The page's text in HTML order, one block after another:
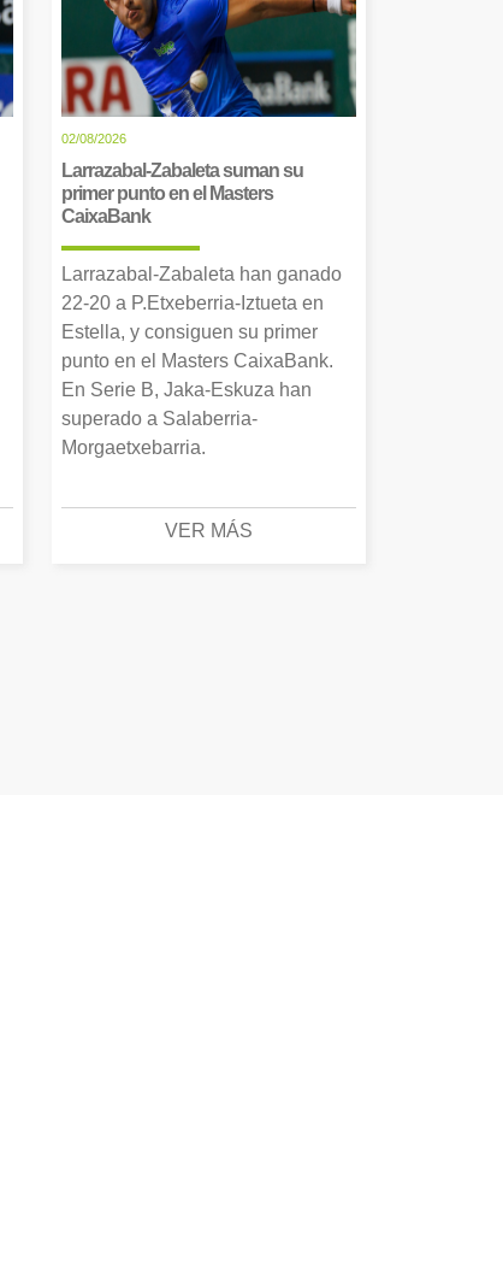
02/08/2026
Larrazabal-Zabaleta suman su
primer punto en el Masters
CaixaBank
Larrazabal-Zabaleta han ganado
22-20 a P.Etxeberria-Iztueta en
Estella, y consiguen su primer
punto en el Masters CaixaBank.
En Serie B, Jaka-Eskuza han
superado a Salaberria-
Morgaetxebarria.
VER MÁS